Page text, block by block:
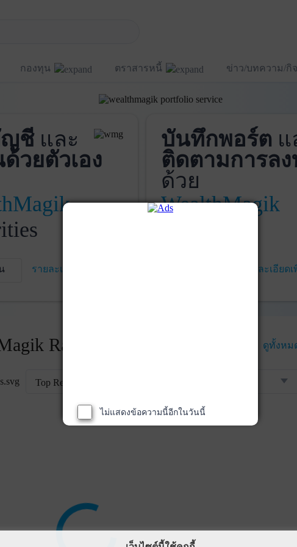
กองทุน ตราสารหนี้ ข่าว/บทความ/กิ
ญชีและ
วยตัวเอง
รายละเอียดเพิ่มเติม
บันทึกพอร์ต แ
ติดตามการล
ด้วย
WealthMagik
รายละเอียด
Rankings ดูทั้งหม
Top Returns
ไม่แสดงข้อความนี้อีกในวันนี้